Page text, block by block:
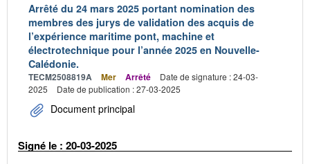
Arrêté du 24 mars 2025 portant nomination des
membres des jurys de validation des acquis de
l’expérience maritime pont, machine et
électrotechnique pour l’année 2025 en Nouvelle-
Calédonie.
TECM2508819A Mer Arrêté
Date de signature : 24-03-
2025
Date de publication : 27-03-2025
Document principal
Signé le : 20-03-2025